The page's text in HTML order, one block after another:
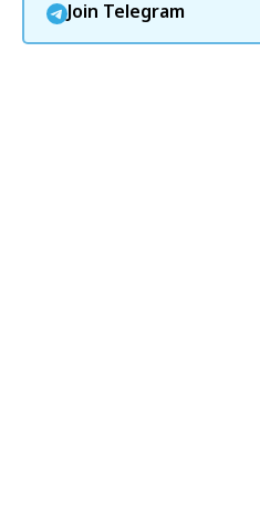
Join Telegram